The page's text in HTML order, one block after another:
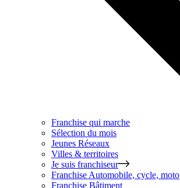
Franchise qui marche
Sélection du mois
Jeunes Réseaux
Villes & territoires
Je suis franchiseur
Franchise Automobile, cycle, moto
Franchise Bâtiment